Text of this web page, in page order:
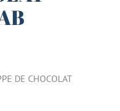
DE CHOCOLAT